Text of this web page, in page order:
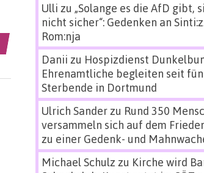
Ulli zu „Solange es die AfD gibt,
nicht sicher“: Gedenken an
Rom:nja
Danii zu Hospizdienst
Ehrenamtliche begleiten seit
Sterbende in Dortmund
Ulrich Sanderzu Rund 350
versammeln sich auf dem
zu einer Gedenk- und
Michael Schulz zu Kirche wird